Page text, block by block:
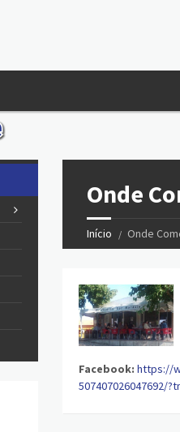
Onde
Início Onde
Facebook: https://
507407026047692/